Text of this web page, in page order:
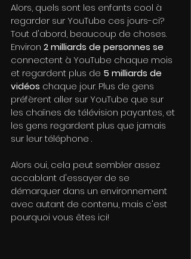
Alors, quels sont les enfants cool à
regarder sur YouTube ces jours-ci?
Tout d'abord, beaucoup de choses.
Environ 2 milliards de personnes se
connectent à YouTube chaque mois
et regardent plus de 5 milliards de
vidéos chaque jour. Plus de gens
préfèrent aller sur YouTube que sur
les chaînes de télévision payantes, et
les gens regardent plus que jamais
sur leur téléphone .
Alors oui, cela peut sembler assez
accablant d'essayer de se
démarquer dans un environnement
avec autant de contenu, mais c'est
pourquoi vous êtes ici!